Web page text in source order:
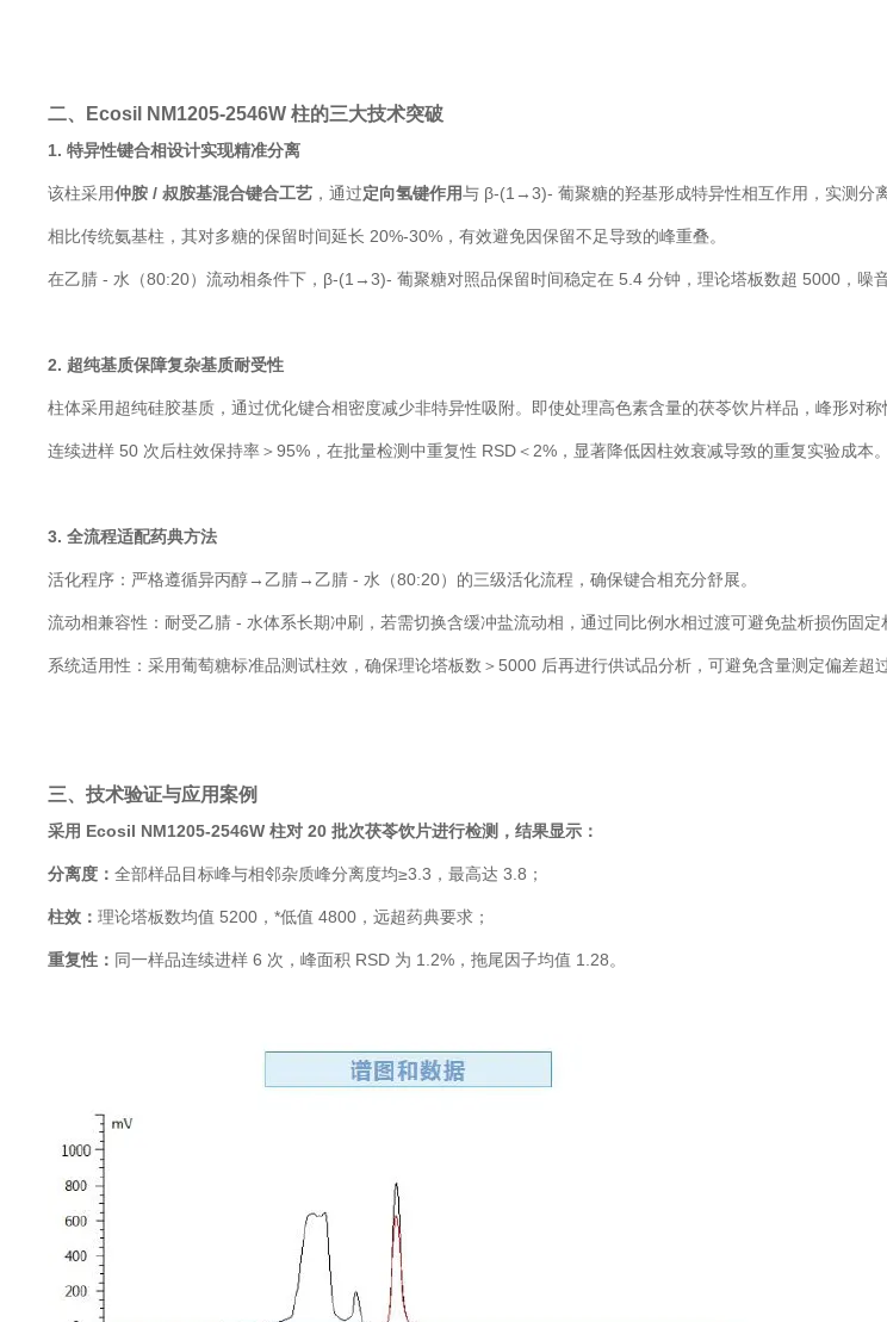
二、Ecosil NM1205-2546W 柱的三大技术突破
1. 特异性键合相设计实现精准分离
该柱采用仲胺 / 叔胺基混合键合工艺 ，通过定向氢键作用与 β-(1→3)- 葡聚糖的羟基形成特异性相互作用，实测分
相比传统氨基柱，其对多糖的保留时间延长 20%-30%，有效避免因保留不足导致的峰重叠。
在乙腈 - 水（80:20）流动相条件下，β-(1→3)- 葡聚糖对照品保留时间稳定在 5.4 分钟，理论塔板数超 5000，噪
2. 超纯基质保障复杂基质耐受性
柱体采用超纯硅胶基质，通过优化键合相密度减少非特异性吸附。即使处理高色素含量的茯苓饮片样品，峰形对
连续进样 50 次后柱效保持率＞95%，在批量检测中重复性 RSD＜2%，显著降低因柱效衰减导致的重复实验成本。
3. 全流程适配药典方法
活化程序：严格遵循异丙醇→乙腈→乙腈 - 水（80:20）的三级活化流程，确保键合相充分舒展。
流动相兼容性：耐受乙腈 - 水体系长期冲刷，若需切换含缓冲盐流动相，通过同比例水相过渡可避免盐析损伤固定
系统适用性：采用葡萄糖标准品测试柱效，确保理论塔板数＞5000 后再进行供试品分析，可避免含量测定偏差超
三、技术验证与应用案例
采用 Ecosil NM1205-2546W 柱对 20 批次茯苓饮片进行检测，结果显示：
分离度： 全部样品目标峰与相邻杂质峰分离度均≥3.3，最高达 3.8；
柱效： 理论塔板数均值 5200，*低值 4800，远超药典要求；
重复性： 同一样品连续进样 6 次，峰面积 RSD 为 1.2%，拖尾因子均值 1.28。